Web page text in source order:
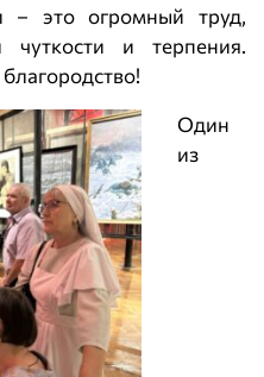
– это огромный труд,
чуткости и терпения.
Один
из